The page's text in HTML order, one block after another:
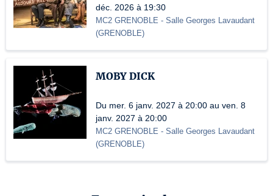
déc. 2026 à 19:30
MC2 GRENOBLE - Salle Georges Lavaudant
(GRENOBLE)
MOBY DICK
Du mer. 6 janv. 2027 à 20:00 au ven. 8
janv. 2027 à 20:00
MC2 GRENOBLE - Salle Georges Lavaudant
(GRENOBLE)